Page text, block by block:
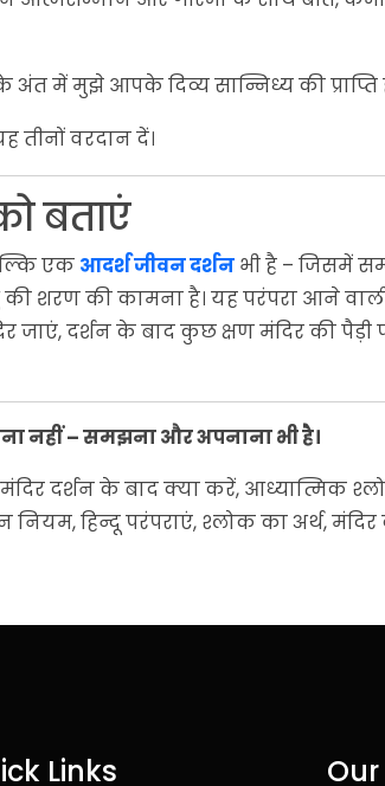
अंत में मुझे आपके दिव्य सान्निध्य की प्राप्ति
तीनों वरदान दें।
बताएं
एक आदर्श जीवन दर्शन भी है – जिसमें
शरण की कामना है। यह परंपरा आने
जाएं, दर्शन के बाद कुछ क्षण मंदिर की पैड़ी
नहीं – समझना और अपनाना भी है।
मंदिर दर्शन के बाद क्या करें, आध्यात्मिक
हिन्दू परंपराएं, श्लोक का अर्थ, मंदिर
Links